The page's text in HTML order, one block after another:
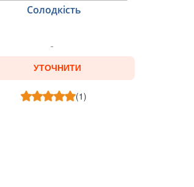
Солодкість
УТОЧНИТИ
(1)